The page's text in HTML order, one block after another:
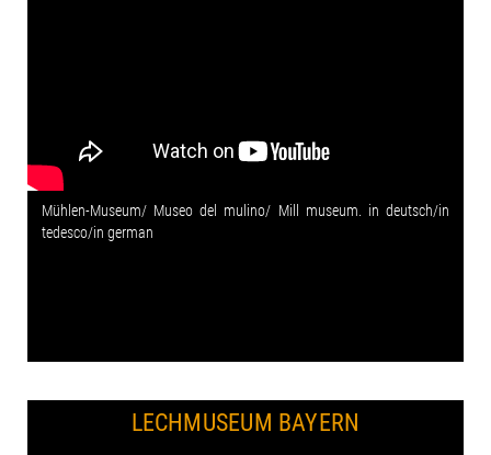
Mühlen-Museum/ Museo del mulino/ Mill museum. in deutsch/in
tedesco/in german
LECHMUSEUM BAYERN